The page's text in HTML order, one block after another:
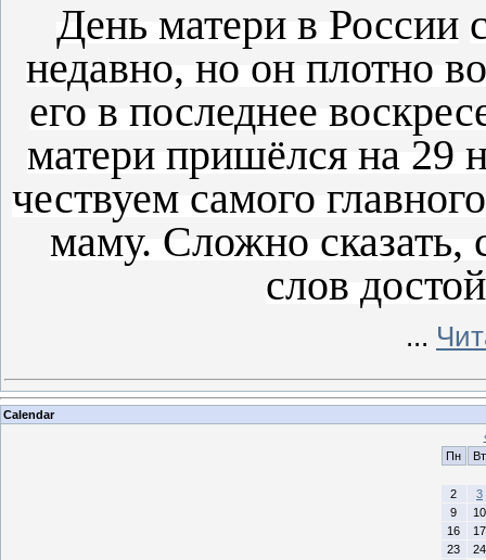
День матери в России
недавно, но он плотно
его в последнее
матери пришёлся на 29
чествуем самого
маму. Сложно сказать,
слов
...
Calendar
Пн
Вт
2
3
9
10
16
17
23
24